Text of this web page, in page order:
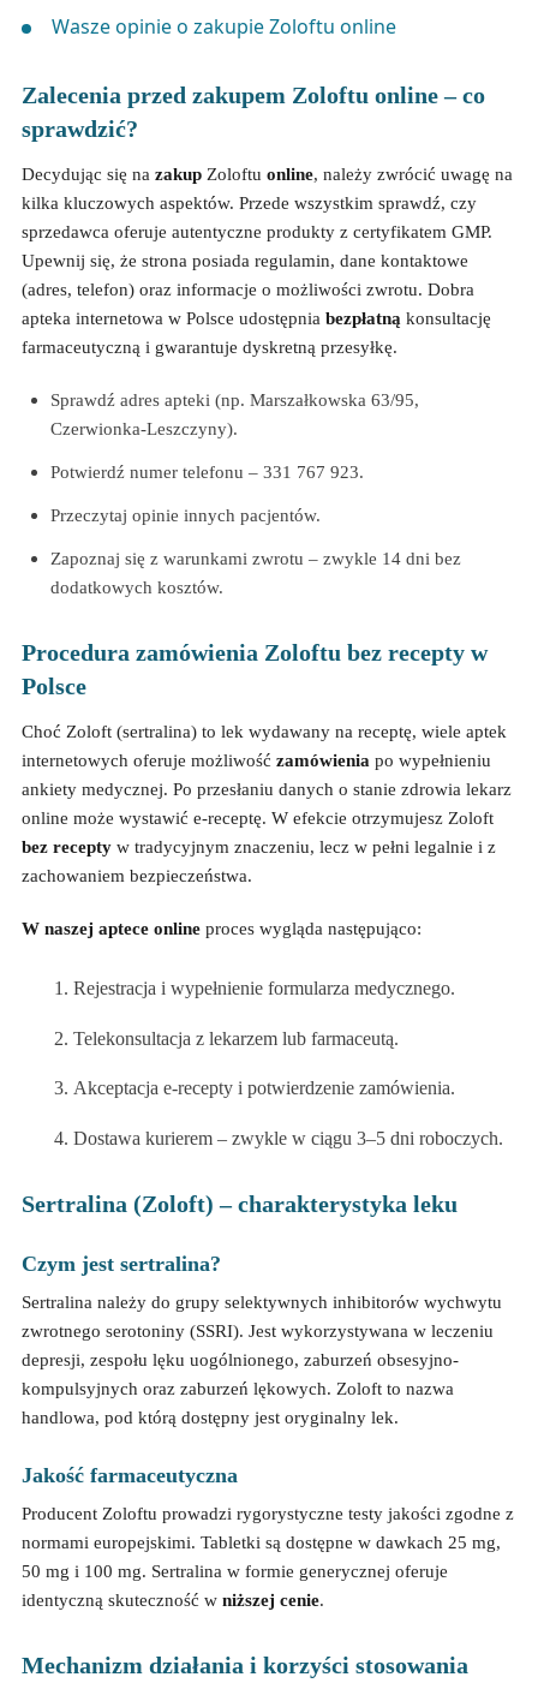
Wasze opinie o zakupie Zoloftu online
Zalecenia przed zakupem Zoloftu online – co
sprawdzić?
Decydując się na zakupZoloftu online, należy zwrócić uwagę na
kilka kluczowych aspektów. Przede wszystkim sprawdź, czy
sprzedawca oferuje autentyczne produkty z certyfikatem GMP.
Upewnij się, że strona posiada regulamin, dane kontaktowe
(adres, telefon) oraz informacje o możliwości zwrotu. Dobra
apteka internetowa w Polsce udostępnia bezpłatną konsultację
farmaceutyczną i gwarantuje dyskretną przesyłkę.
Sprawdź adres apteki (np. Marszałkowska 63/95,
Czerwionka-Leszczyny).
Potwierdź numer telefonu – 331 767 923.
Przeczytaj opinie innych pacjentów.
Zapoznaj się z warunkami zwrotu – zwykle 14 dni bez
dodatkowych kosztów.
Procedura zamówienia Zoloftu bez recepty w
Polsce
Choć Zoloft (sertralina) to lek wydawany na receptę, wiele aptek
internetowych oferuje możliwość zamówienia po wypełnieniu
ankiety medycznej. Po przesłaniu danych o stanie zdrowia lekarz
online może wystawić e-receptę. W efekcie otrzymujesz Zoloft
bez receptyw tradycyjnym znaczeniu, lecz w pełni legalnie i z
zachowaniem bezpieczeństwa.
W naszej aptece onlineproces wygląda następująco:
Rejestracja i wypełnienie formularza medycznego.
Telekonsultacja z lekarzem lub farmaceutą.
Akceptacja e-recepty i potwierdzenie zamówienia.
Dostawa kurierem – zwykle w ciągu 3–5 dni roboczych.
Sertralina (Zoloft) – charakterystyka leku
Czym jest sertralina?
Sertralina należy do grupy selektywnych inhibitorów wychwytu
zwrotnego serotoniny (SSRI). Jest wykorzystywana w leczeniu
depresji, zespołu lęku uogólnionego, zaburzeń obsesyjno-
kompulsyjnych oraz zaburzeń lękowych. Zoloft to nazwa
handlowa, pod którą dostępny jest oryginalny lek.
Jakość farmaceutyczna
Producent Zoloftu prowadzi rygorystyczne testy jakości zgodne z
normami europejskimi. Tabletki są dostępne w dawkach 25 mg,
50 mg i 100 mg. Sertralina w formie generycznej oferuje
identyczną skuteczność w niższej cenie.
Mechanizm działania i korzyści stosowania